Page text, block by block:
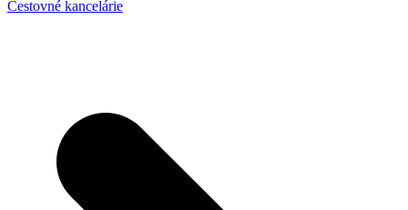
Cestovné kancelárie